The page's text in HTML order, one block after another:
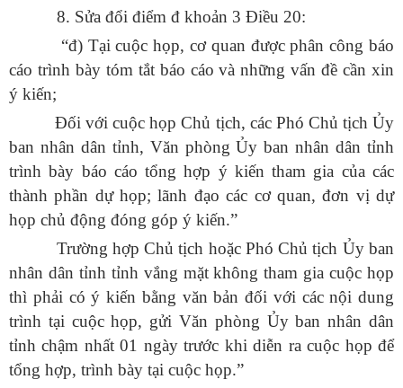
8. Sửa đổi điểm đ khoản 3 Điều 20:
“đ) Tại cuộc họp, cơ quan được phân công báo
cáo trình bày tóm tắt báo cáo và những vấn đề cần xin
ý kiến;
Đối với cuộc họp Chủ tịch, các Phó Chủ tịch Ủy
ban nhân dân tỉnh, Văn phòng Ủy ban nhân dân tỉnh
trình bày báo cáo tổng hợp ý kiến tham gia của các
thành phần dự họp; lãnh đạo các cơ quan, đơn vị dự
họp chủ động đóng góp ý kiến.”
Trường hợp Chủ tịch hoặc Phó Chủ tịch Ủy ban
nhân dân tỉnh tỉnh vắng mặt không tham gia cuộc họp
thì phải có ý kiến bằng văn bản đối với các nội dung
trình tại cuộc họp, gửi Văn phòng Ủy ban nhân dân
tỉnh chậm nhất 01 ngày trước khi diễn ra cuộc họp để
tổng hợp, trình bày tại cuộc họp.”